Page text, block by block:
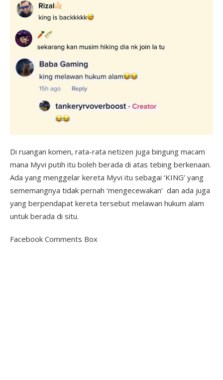
Di ruangan komen, rata-rata netizen juga bingung macam
mana Myvi putih itu boleh berada di atas tebing berkenaan.
Ada yang menggelar kereta Myvi itu sebagai ‘KING’ yang
sememangnya tidak pernah ‘mengecewakan’ dan ada juga
yang berpendapat kereta tersebut melawan hukum alam
untuk berada di situ.
Facebook Comments Box